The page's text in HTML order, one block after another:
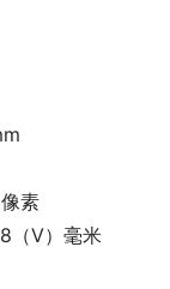
素
（V）毫米